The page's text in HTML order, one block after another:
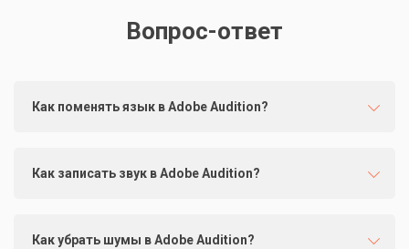
Вопрос-ответ
Как поменять язык в Adobe Audition?
Как записать звук в Adobe Audition?
Как убрать шумы в Adobe Audition?